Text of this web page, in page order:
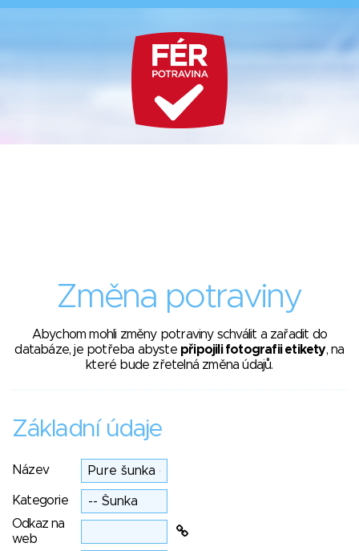
Změna potraviny
Abychom mohli změny potraviny schválit a zařadit do
databáze, je potřeba abyste připojili fotografii etikety, na
které bude zřetelná změna údajů.
Základní údaje
Název
Kategorie
Odkaz na
web